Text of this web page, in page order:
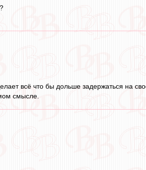
всё что бы дольше задержаться на
смысле.